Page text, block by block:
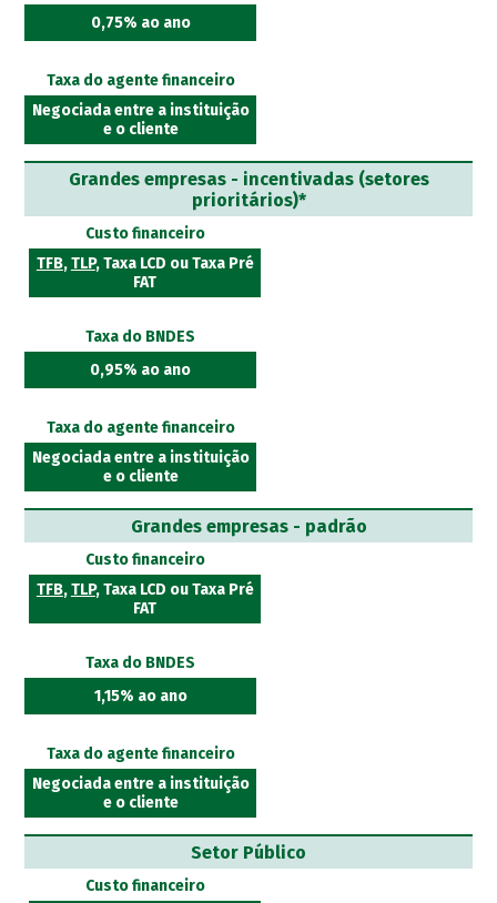
0,75% ao ano
Taxa do agente financeiro
Negociada entre a instituição
e o cliente
Grandes empresas - incentivadas (setores
prioritários)*
Custo financeiro
TFB,TLP, Taxa LCD ou Taxa Pré
FAT
Taxa do BNDES
0,95% ao ano
Taxa do agente financeiro
Negociada entre a instituição
e o cliente
Grandes empresas - padrão
Custo financeiro
TFB,TLP, Taxa LCD ou Taxa Pré
FAT
Taxa do BNDES
1,15% ao ano
Taxa do agente financeiro
Negociada entre a instituição
e o cliente
Setor Público
Custo financeiro